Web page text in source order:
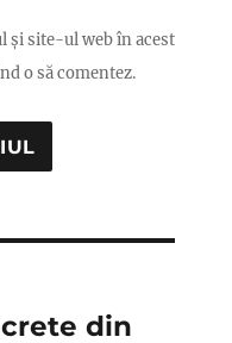
și site-ul web în acest
o să comentez.
din